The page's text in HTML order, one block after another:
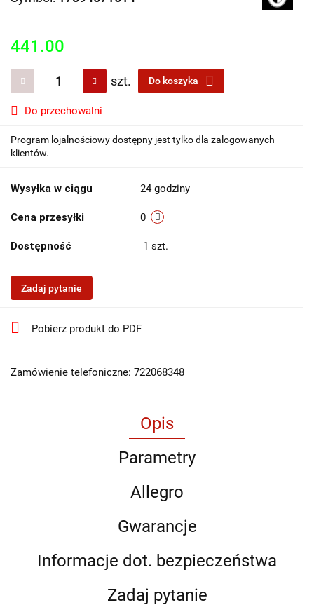
441.00
szt. Do koszyka
Do przechowalni
Program lojalnościowy dostępny jest tylko dla zalogowanych
klientów.
Wysyłka w ciągu 24 godziny
Cena przesyłki 0
Dostępność 1 szt.
Zadaj pytanie
Pobierz produkt do PDF
Zamówienie telefoniczne: 722068348
Opis
Parametry
Allegro
Gwarancje
Informacje dot. bezpieczeństwa
Zadaj pytanie